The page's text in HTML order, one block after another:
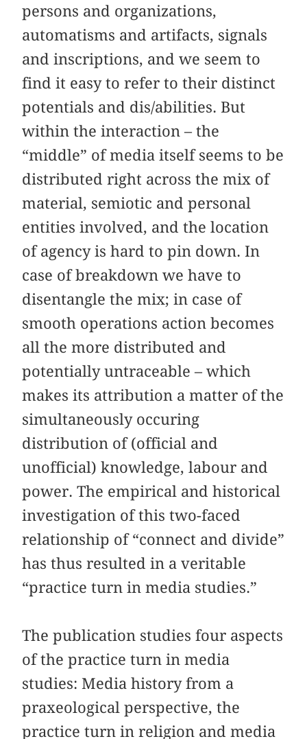
persons and organizations,
automatisms and artifacts, signals
and inscriptions, and we seem to
find it easy to refer to their distinct
potentials and dis/abilities. But
within the interaction – the
“middle” of media itself seems to be
distributed right across the mix of
material, semiotic and personal
entities involved, and the location
of agency is hard to pin down. In
case of breakdown we have to
disentangle the mix; in case of
smooth operations action becomes
all the more distributed and
potentially untraceable – which
makes its attribution a matter of the
simultaneously occuring
distribution of (official and
unofficial) knowledge, labour and
power. The empirical and historical
investigation of this two-faced
relationship of “connect and divide”
has thus resulted in a veritable
“practice turn in media studies.”
The publication studies four aspects
of the practice turn in media
studies: Media history from a
praxeological perspective, the
practice turn in religion and media